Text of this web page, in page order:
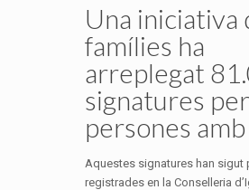
Una iniciativa
famílies ha
arreplegat
signatures
persones
Aquestes signatures han sigut
registrades en la Conselleria